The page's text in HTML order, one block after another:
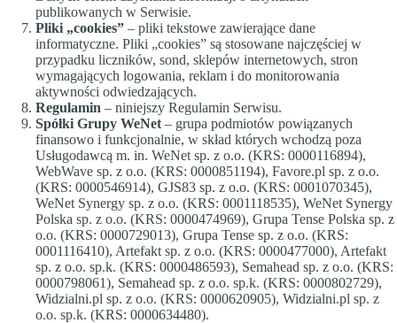
publikowanych w Serwisie.
Pliki „cookies” – pliki tekstowe zawierające dane
informatyczne. Pliki „cookies” są stosowane najczęściej w
przypadku liczników, sond, sklepów internetowych, stron
wymagających logowania, reklam i do monitorowania
aktywności odwiedzających.
Regulamin – niniejszy Regulamin Serwisu.
Spółki Grupy WeNet – grupa podmiotów powiązanych
finansowo i funkcjonalnie, w skład których wchodzą poza
Usługodawcą m. in. WeNet sp. z o.o. (KRS: 0000116894),
WebWave sp. z o.o. (KRS: 0000851194), Favore.pl sp. z o.o.
(KRS: 0000546914), GJS83 sp. z o.o. (KRS: 0001070345),
WeNet Synergy sp. z o.o. (KRS: 0001118535), WeNet Synergy
Polska sp. z o.o. (KRS: 0000474969), Grupa Tense Polska sp. z
o.o. (KRS: 0000729013), Grupa Tense sp. z o.o. (KRS:
0001116410), Artefakt sp. z o.o. (KRS: 0000477000), Artefakt
sp. z o.o. sp.k. (KRS: 0000486593), Semahead sp. z o.o. (KRS:
0000798061), Semahead sp. z o.o. sp.k. (KRS: 0000802729),
Widzialni.pl sp. z o.o. (KRS: 0000620905), Widzialni.pl sp. z
o.o. sp.k. (KRS: 0000634480).